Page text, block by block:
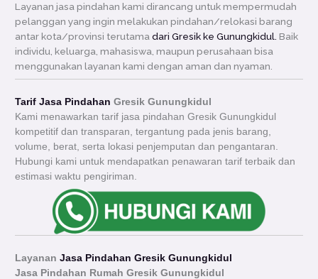
Layanan jasa pindahan kami dirancang untuk mempermudah
pelanggan yang ingin melakukan pindahan/relokasi barang
antar kota/provinsi terutamadari Gresik ke Gunungkidul. Baik
individu, keluarga, mahasiswa, maupun perusahaan bisa
menggunakan layanan kami dengan aman dan nyaman.
Tarif Jasa Pindahan Gresik Gunungkidul
Kami menawarkan tarif jasa pindahan Gresik Gunungkidul
kompetitif dan transparan, tergantung pada jenis barang,
volume, berat, serta lokasi penjemputan dan pengantaran.
Hubungi kami untuk mendapatkan penawaran tarif terbaik dan
estimasi waktu pengiriman.
LayananJasa Pindahan Gresik Gunungkidul
Jasa Pindahan Rumah GresikGunungkidul